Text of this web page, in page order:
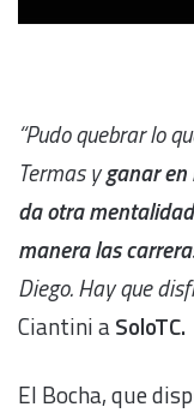
“Pudo quebrar lo
Termas yganar en
da otra
manera las
Diego. Hay que
Ciantini aSoloTC.
El Bocha, que